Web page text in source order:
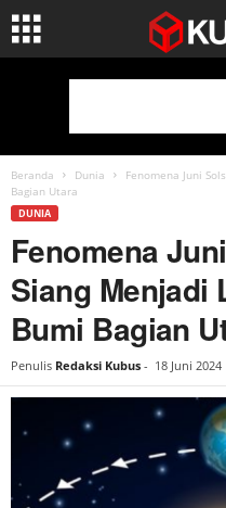
Beranda Dunia
Fenomena Juni
Bagian Utara
DUNIA
Fenomena
Siang Menjadi
Bumi Bagian
Penulis Redaksi Kubus - 18 Juni 2024